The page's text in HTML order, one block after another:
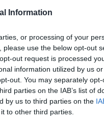
Information
or processing of your
use the below opt-out
out request is processed
information utilized by us
out. You may separately
parties on the IAB’s list of
by us to third parties on the
to other third parties.
indítványt.
ő nem fideszes.